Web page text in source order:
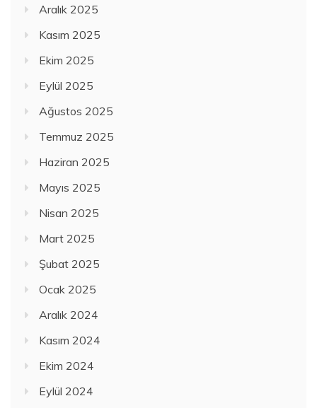
Aralık 2025
Kasım 2025
Ekim 2025
Eylül 2025
Ağustos 2025
Temmuz 2025
Haziran 2025
Mayıs 2025
Nisan 2025
Mart 2025
Şubat 2025
Ocak 2025
Aralık 2024
Kasım 2024
Ekim 2024
Eylül 2024